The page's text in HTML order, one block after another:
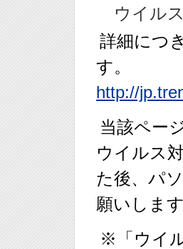
ウイル
詳細につ
す。
http://
当該ペー
ウイルス
た後、パ
願いします
※「ウイ